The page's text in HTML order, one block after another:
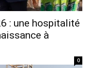
: une hospitalité
à
0